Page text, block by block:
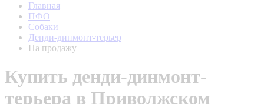
Главная
ПФО
Собаки
Денди-динмонт-терьер
На продажу
Купить денди-динмонт-
терьера в Приволжском